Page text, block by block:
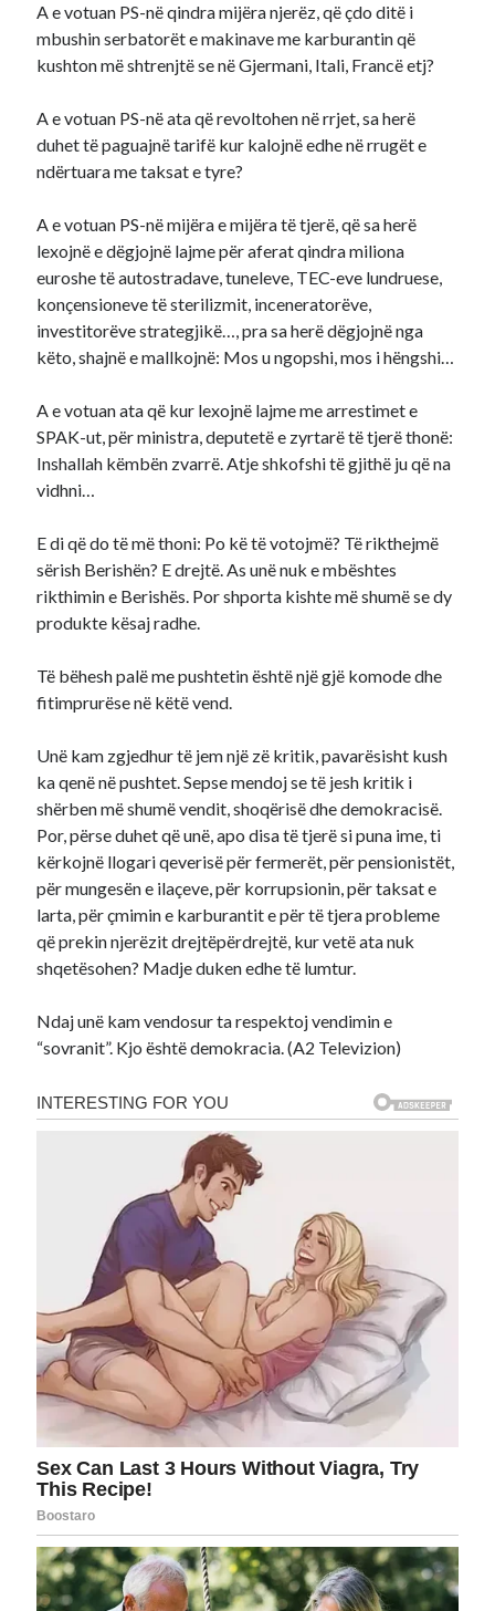
A e votuan PS-në qindra mijëra njerëz, që çdo ditë i
mbushin serbatorët e makinave me karburantin që
kushton më shtrenjtë se në Gjermani, Itali, Francë etj?
A e votuan PS-në ata që revoltohen në rrjet, sa herë
duhet të paguajnë tarifë kur kalojnë edhe në rrugët e
ndërtuara me taksat e tyre?
A e votuan PS-në mijëra e mijëra të tjerë, që sa herë
lexojnë e dëgjojnë lajme për aferat qindra miliona
euroshe të autostradave, tuneleve, TEC-eve lundruese,
konçensioneve të sterilizmit, inceneratorëve,
investitorëve strategjikë…, pra sa herë dëgjojnë nga
këto, shajnë e mallkojnë: Mos u ngopshi, mos i hëngshi…
A e votuan ata që kur lexojnë lajme me arrestimet e
SPAK-ut, për ministra, deputetë e zyrtarë të tjerë thonë:
Inshallah këmbën zvarrë. Atje shkofshi të gjithë ju që na
vidhni…
E di që do të më thoni: Po kë të votojmë? Të rikthejmë
sërish Berishën? E drejtë. As unë nuk e mbështes
rikthimin e Berishës. Por shporta kishte më shumë se dy
produkte kësaj radhe.
Të bëhesh palë me pushtetin është një gjë komode dhe
fitimprurëse në këtë vend.
Unë kam zgjedhur të jem një zë kritik, pavarësisht kush
ka qenë në pushtet. Sepse mendoj se të jesh kritik i
shërben më shumë vendit, shoqërisë dhe demokracisë.
Por, përse duhet që unë, apo disa të tjerë si puna ime, ti
kërkojnë llogari qeverisë për fermerët, për pensionistët,
për mungesën e ilaçeve, për korrupsionin, për taksat e
larta, për çmimin e karburantit e për të tjera probleme
që prekin njerëzit drejtëpërdrejtë, kur vetë ata nuk
shqetësohen? Madje duken edhe të lumtur.
Ndaj unë kam vendosur ta respektoj vendimin e
“sovranit”. Kjo është demokracia. (A2 Televizion)